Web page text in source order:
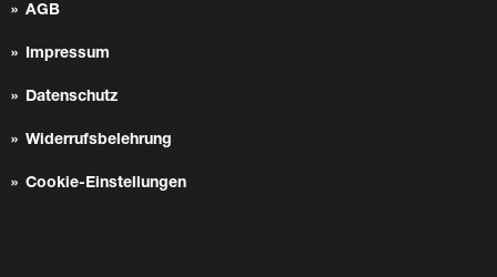
AGB
Impressum
Datenschutz
Widerrufsbelehrung
Cookie-Einstellungen